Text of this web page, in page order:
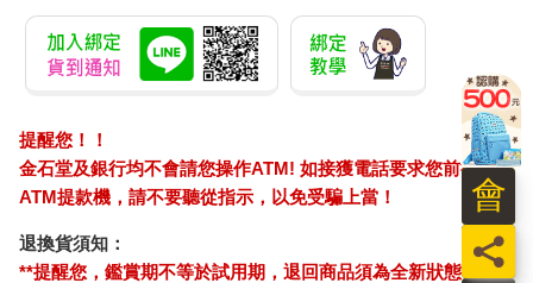
這時，他不經意地脫口而出：「有人相信外星人是存在的。」
他沒頭沒腦吐出這句話實在很奇怪。看來這個怪小孩之謎的答案
提醒您！！
金石堂及銀行均不會請您操作ATM! 如接獲電話要求您前往
ATM提款機，請不要聽從指示，以免受騙上當！
退換貨須知：
**提醒您，鑑賞期不等於試用期，退回商品須為全新狀態**
員
會